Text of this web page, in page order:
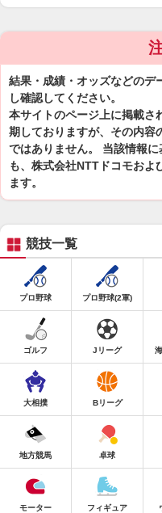
結果・成績・オッズなどのデ
し確認してください。
本サイトのページ上に掲載さ
期しておりますが、その内容
ではありません。 当該情報
も、株式会社NTTドコモおよ
ます。
競技一覧
プロ野球 プロ野球(2軍)
ゴルフ Jリーグ
大相撲 Bリーグ
地方競馬 卓球
モーター フィギュア